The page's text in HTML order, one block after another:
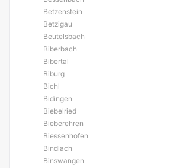
Betzenstein
Betzigau
Beutelsbach
Biberbach
Bibertal
Biburg
Bichl
Bidingen
Biebelried
Bieberehren
Biessenhofen
Bindlach
Binswangen